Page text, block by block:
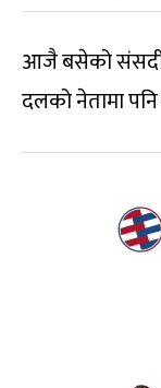
आजै बसेको
दलको नेतामा